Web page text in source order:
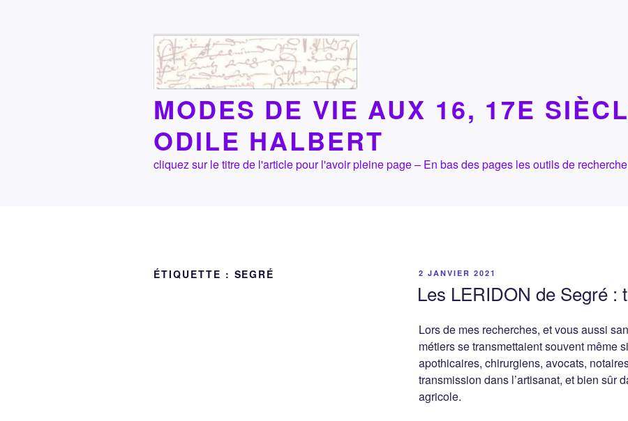
MODES DE VIE AUX 16, 17E
ODILE HALBERT
cliquez sur le titre de l'article pour l'avoir pleine page – En bas des pages les outils de
ÉTIQUETTE : SEGRÉ
PUBLIÉ
2 JANVIER 2021
Les LERIDON de Segré :
Lors de mes recherches, et vous aussi
métiers se transmettaient souvent même
apothicaires, chirurgiens, avocats,
transmission dans l’artisanat, et bien sûr
agricole.